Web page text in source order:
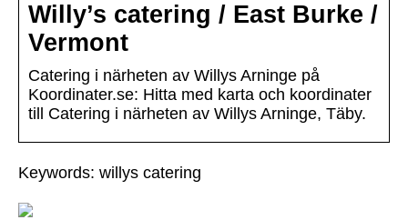
Willy’s catering / East Burke /
Vermont
Catering i närheten av Willys Arninge på
Koordinater.se: Hitta med karta och koordinater
till Catering i närheten av Willys Arninge, Täby.
Keywords: willys catering